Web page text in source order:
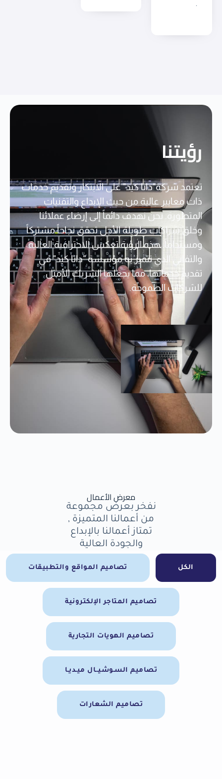
رؤيتنا
تعتمد شركة"داتا كيد" على الابتكار وتقديم خدمات
ذات معايير عالية من حيث الإبداع والتقنيات
المتطورة. نحن نهدف دائماً إلى إرضاء عملائنا
وخلق شراكات طويلة الأجل تحقق نجاحاً مشتركاً
ومستداماً. هذه الرؤية تعكس الاحترافية العالية
والتفاني الذي تتميز به مؤسسة "داتا كيد" في
تقديم خدماتها، مما يجعلها الشريك الأمثل
للشركات الطموحة.
معرض الأعمال
نفخر بعرض مجموعة
من أعمالنا المتميزة ,
تمتاز أعمالنا بالإبداع
والجودة العالية
الكل تصاميم المواقع والتطبيقات
تصاميم المتاجر الإلكترونية
تصاميم الهويات التجارية
تصاميم السـوشيــال ميـديـا
تصاميم الشعارات